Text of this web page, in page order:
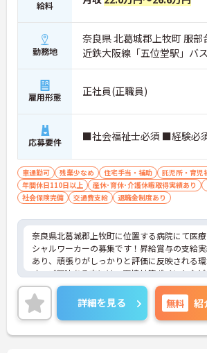
給料
勤務地
奈良県 北葛城郡上牧町 服部
近鉄大阪線「五位堂駅」バ
雇用形態 正社員(正職員)
応募要件 ■社会福祉士必須 ■経験必
車通勤可 残業少なめ 住宅手当・補助 託児所・育児
年間休日110日以上
産休･育休･介護休暇取得実績あり
社会保険完備
交通費支給 退職金制度あり
奈良県北葛城郡上牧町に位置する病院にて医
シャルワーカーの募集です！昇給賞与の支給
あり、頑張りがしっかりと評価に反映される
す。ご興味ある方には、面接対策ポイントな
らに詳細をお話しいたしますのでお気軽にご
ださい！
詳細を見る 無料 紹